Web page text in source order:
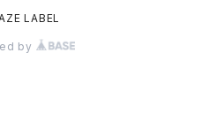
LABEL
by